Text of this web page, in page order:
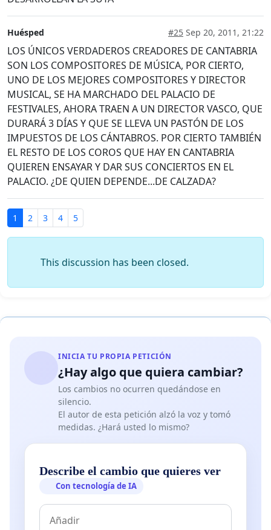
Huésped #25 Sep 20, 2011, 21:22
LOS ÚNICOS VERDADEROS CREADORES DE CANTABRIA
SON LOS COMPOSITORES DE MÚSICA, POR CIERTO,
UNO DE LOS MEJORES COMPOSITORES Y DIRECTOR
MUSICAL, SE HA MARCHADO DEL PALACIO DE
FESTIVALES, AHORA TRAEN A UN DIRECTOR VASCO, QUE
DURARÁ 3 DÍAS Y QUE SE LLEVA UN PASTÓN DE LOS
IMPUESTOS DE LOS CÁNTABROS. POR CIERTO TAMBIÉN
EL RESTO DE LOS COROS QUE HAY EN CANTABRIA
QUIEREN ENSAYAR Y DAR SUS CONCIERTOS EN EL
PALACIO. ¿DE QUIEN DEPENDE...DE CALZADA?
1 2 3 4 5
This discussion has been closed.
INICIA TU PROPIA PETICIÓN
¿Hay algo que quiera cambiar?
Los cambios no ocurren quedándose en
silencio.
El autor de esta petición alzó la voz y tomó
medidas. ¿Hará usted lo mismo?
Describe el cambio que quieres ver
Con tecnología de IA